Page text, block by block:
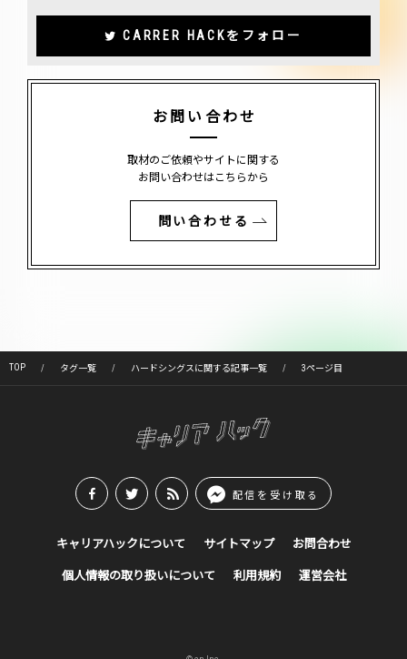
CARRER HACKをフォロー
お問い合わせ
取材のご依頼やサイトに関する
お問い合わせはこちらから
問い合わせる
TOP タグ一覧 ハードシングスに関する記事一覧 3ページ目
配信を受け取る
キャリアハックについて サイトマップ お問合わせ
個人情報の取り扱いについて 利用規約 運営会社